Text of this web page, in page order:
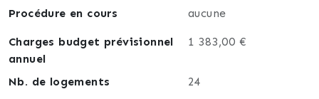
Procédure en cours
aucune
Charges budget prévisionnel
annuel
1 383,00 €
Nb. de logements 24